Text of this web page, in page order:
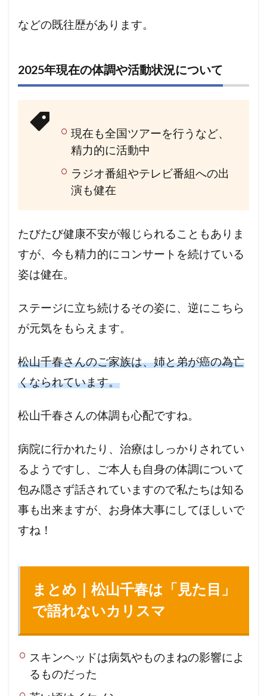
などの既往歴があります。
2025年現在の体調や活動状況について
現在も全国ツアーを行うなど、
精力的に活動中
ラジオ番組やテレビ番組への出
演も健在
たびたび健康不安が報じられることもありま
すが、今も精力的にコンサートを続けている
姿は健在。
ステージに立ち続けるその姿に、逆にこちら
が元気をもらえます。
松山千春さんのご家族は、姉と弟が癌の為亡
くなられています。
松山千春さんの体調も心配ですね。
病院に行かれたり、治療はしっかりされてい
るようですし、ご本人も自身の体調について
包み隠さず話されていますので私たちは知る
事も出来ますが、お身体大事にしてほしいで
すね！
まとめ｜松山千春は「見た目」
で語れないカリスマ
スキンヘッドは病気やものまねの影響によ
るものだった